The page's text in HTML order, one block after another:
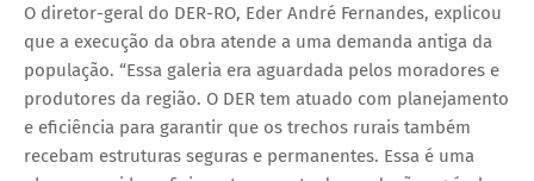
O diretor-geral do DER-RO, Eder André Fernandes, explicou
que a execução da obra atende a uma demanda antiga da
população. “Essa galeria era aguardada pelos moradores e
produtores da região. O DER tem atuado com planejamento
e eficiência para garantir que os trechos rurais também
recebam estruturas seguras e permanentes. Essa é uma